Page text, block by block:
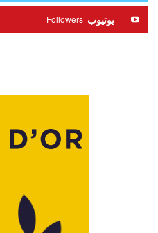
يوتيوب Followers